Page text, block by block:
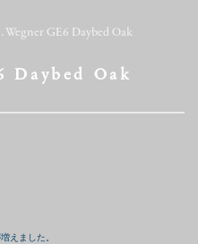
Wegner GE6 Daybed Oak
Daybed Oak
えました。